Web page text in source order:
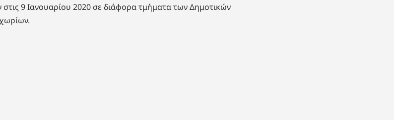
9 Ιανουαρίου 2020 σε διάφορα τμήματα των Δημοτικών